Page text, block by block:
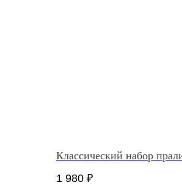
Классический набор
1 980 ₽